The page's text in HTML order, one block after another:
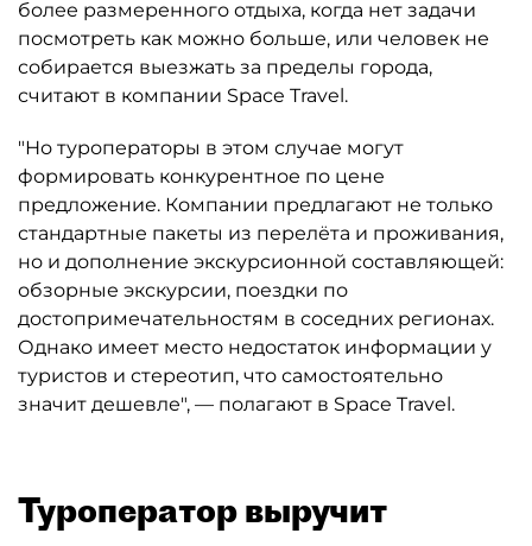
более размеренного отдыха, когда нет задачи
посмотреть как можно больше, или человек не
собирается выезжать за пределы города,
считают в компании Space Travel.
"Но туроператоры в этом случае могут
формировать конкурентное по цене
предложение. Компании предлагают не только
стандартные пакеты из перелёта и проживания,
но и дополнение экскурсионной составляющей:
обзорные экскурсии, поездки по
достопримечательностям в соседних регионах.
Однако имеет место недостаток информации у
туристов и стереотип, что самостоятельно
значит дешевле", — полагают в Space Travel.
Туроператор выручит